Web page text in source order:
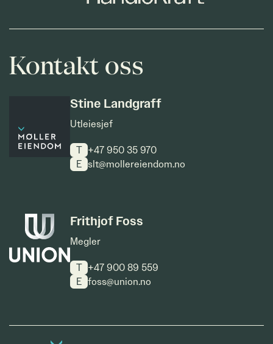
Kontakt oss
Stine Landgraff
Utleiesjef
T +47 950 35 970
E slt@mollereiendom.no
Frithjof Foss
Megler
T +47 900 89 559
E foss@union.no